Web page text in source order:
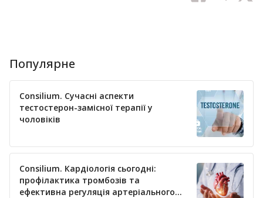
Популярне
Consilium. Сучасні аспекти
тестостерон-замісної терапії у
чоловіків
Consilium. Кардіологія сьогодні:
профілактика тромбозів та
ефективна регуляція артеріального